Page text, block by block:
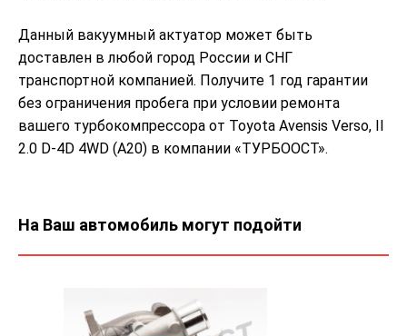
Данный вакуумный актуатор может быть
доставлен в любой город России и СНГ
транспортной компанией. Получите 1 год гарантии
без ограничения пробега при условии ремонта
вашего турбокомпрессора от Toyota Avensis Verso, II
2.0 D-4D 4WD (A20) в компании «ТУРБООСТ».
На Ваш автомобиль могут подойти